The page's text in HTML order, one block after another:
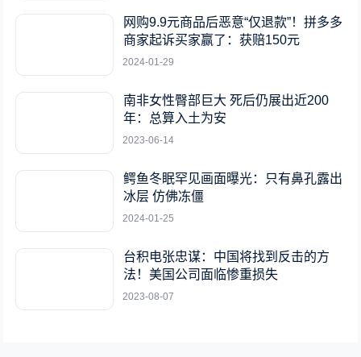
网购9.9元商品后恶意“仅退款”！拼多多
商家起诉买家赢了：获赔150元
2024-01-29
南非女性臀部巨大 死后仍展出近200
年：总算入土为安
2023-06-14
鳄鱼冬眠罕见画面曝光：只有鼻孔露出
冰层 仿佛冻僵
2024-01-25
台积电张忠谋：中国将找到反击的方
法！美国公司面临惨重损失
2023-08-07